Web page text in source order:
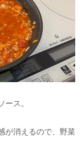
ース。
が消えるので、野菜